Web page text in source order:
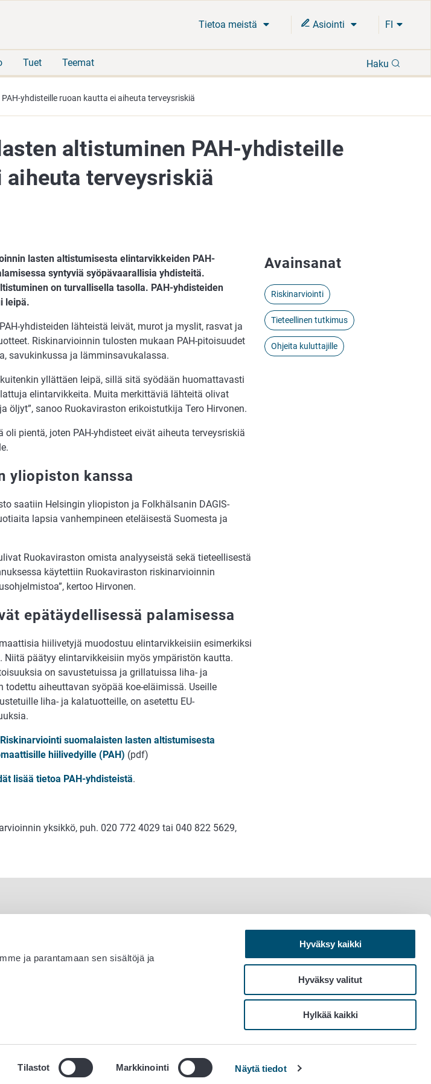
ja parantamaan sen sisältöjä ja
Tilastot Markkinointi Näytä tiedot
Hyväksy kaikki
Hyväksy valitut
Hylkää kaikki
Tietoa meistä Asiointi FI
Tuet Teemat Haku
yhdisteille ruoan kautta ei aiheuta terveysriskiä
altistuminen PAH-yhdisteille
aiheuta terveysriskiä
lasten altistumisesta elintarvikkeiden PAH-
syntyviä syöpävaarallisia yhdisteitä.
on turvallisella tasolla. PAH-yhdisteiden
leipä.
yhdisteiden lähteistä leivät, murot ja myslit, rasvat ja
Riskinarvioinnin tulosten mukaan PAH-pitoisuudet
savukinkussa ja lämminsavukalassa.
yllättäen leipä, sillä sitä syödään huomattavasti
elintarvikkeita. Muita merkittäviä lähteitä olivat
öljyt”, sanoo Ruokaviraston erikoistutkija Tero Hirvonen.
pientä, joten PAH-yhdisteet eivät aiheuta terveysriskiä
yliopiston kanssa
saatiin Helsingin yliopiston ja Folkhälsanin DAGIS-
lapsia vanhempineen eteläisestä Suomesta ja
Ruokaviraston omista analyyseistä sekä tieteellisestä
käytettiin Ruokaviraston riskinarvioinnin
kertoo Hirvonen.
epätäydellisessä palamisessa
hiilivetyjä muodostuu elintarvikkeisiin esimerkiksi
päätyy elintarvikkeisiin myös ympäristön kautta.
on savustetuissa ja grillatuissa liha- ja
todettu aiheuttavan syöpää koe-eläimissä. Useille
liha- ja kalatuotteille, on asetettu EU-
Riskinarviointi suomalaisten lasten altistumisesta
hiilivedyille (PAH) (pdf)
lisää tietoa PAH-yhdisteistä.
yksikkö, puh. 020 772 4029 tai 040 822 5629,
Avainsanat
Riskinarviointi
Tieteellinen tutkimus
Ohjeita kuluttajille